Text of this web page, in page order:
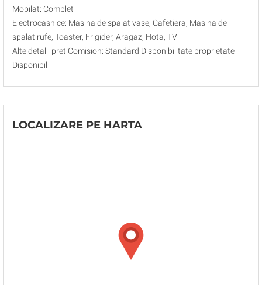
Mobilat: Complet
Electrocasnice: Masina de spalat vase, Cafetiera, Masina de
spalat rufe, Toaster, Frigider, Aragaz, Hota, TV
Alte detalii pret Comision: Standard Disponibilitate proprietate
Disponibil
LOCALIZARE PE HARTA